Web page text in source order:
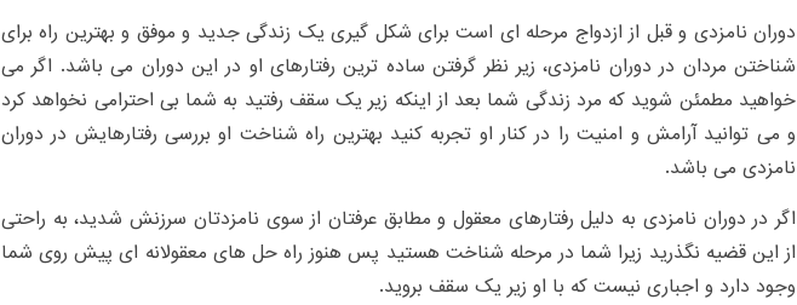
دوران نامزدی و قبل از ازدواج مرحله ای است برای شکل گیری یک زندگی جدید‎ و موفق و بهترین راه برای
شناختن مردان در دوران نامزدی، زیر نظر گرفتن ساده ترین رفتارهای او در این دوران می باشد. اگر می
خواهید مطمئن شوید که مرد زندگی شما بعد از اینکه زیر یک سقف رفتید به شما بی احترامی نخواهد کرد
و می توانید آرامش و امنیت را در کنار او تجربه کنید بهترین راه شناخت او بررسی رفتارهایش در دوران
نامزدی می باشد.
اگر در دوران نامزدی به دلیل رفتارهای معقول و مطابق عرفتان از سوی نامزدتان سرزنش شدید، به راحتی
از این قضیه نگذرید زیرا شما در مرحله شناخت هستید پس هنوز راه حل های معقولانه ای پیش روی شما
وجود دارد و اجباری نیست که با او زیر یک سقف بروید.